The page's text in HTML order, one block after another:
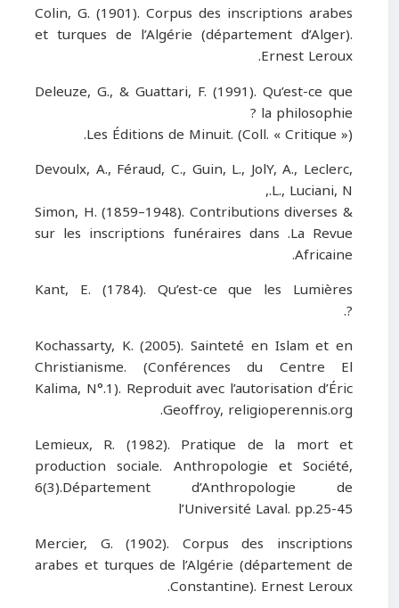
Colin, G. (1901). Corpus des inscriptions arabes
et turques de l’Algérie (département d’Alger).
Ernest Leroux.
Deleuze, G., & Guattari, F. (1991). Qu’est-ce que
la philosophie ?
Les Éditions de Minuit. (Coll. « Critique »).
Devoulx, A., Féraud, C., Guin, L., JolY, A., Leclerc,
L., Luciani, N.,
& Simon, H. (1859–1948). Contributions diverses
sur les inscriptions funéraires dans.La Revue
Africaine
.
Kant, E. (1784). Qu’est-ce que les Lumières
?
.
Kochassarty, K. (2005). Sainteté en Islam et en
Christianisme. (Conférences du Centre El
Kalima, N°.1). Reproduit avec l’autorisation d’Éric
Geoffroy, religioperennis.org.
Lemieux, R. (1982). Pratique de la mort et
production sociale. Anthropologie et Société,
6(3).Département d’Anthropologie de
l’Université Laval. pp.25-45
Mercier, G. (1902). Corpus des inscriptions
arabes et turques de l’Algérie (département de
Constantine). Ernest Leroux.